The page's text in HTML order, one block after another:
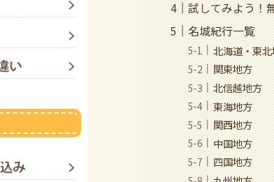
試してみよう！
名城紀行一覧
北海道・東
関東地方
北信越地方
東海地方
関西地方
中国地方
四国地方